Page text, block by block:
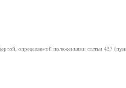
определяемой положениями статьи 437